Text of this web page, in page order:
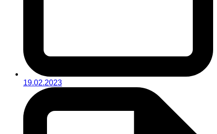
19.02.2023